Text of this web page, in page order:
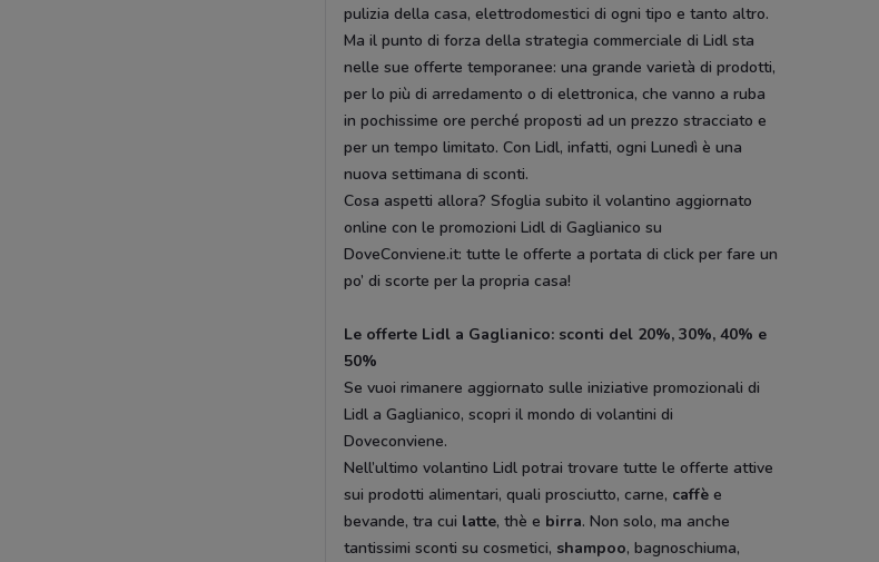
pulizia della casa, elettrodomestici di ogni tipo e tanto altro.
Ma il punto di forza della strategia commerciale di Lidl sta
nelle sue offerte temporanee: una grande varietà di prodotti,
per lo più di arredamento o di elettronica, che vanno a ruba
in pochissime ore perché proposti ad un prezzo stracciato e
per un tempo limitato. Con Lidl, infatti, ogni Lunedì è una
nuova settimana di sconti.
Cosa aspetti allora? Sfoglia subito il volantino aggiornato
online con le promozioni Lidl di Gaglianico su
DoveConviene.it: tutte le offerte a portata di click per fare un
po’ di scorte per la propria casa!
Le offerte Lidl a Gaglianico: sconti del 20%, 30%, 40% e
50%
Se vuoi rimanere aggiornato sulle iniziative promozionali di
Lidl a Gaglianico, scopri il mondo di volantini di
Doveconviene.
Nell’ultimo volantino Lidl potrai trovare tutte le offerte attive
sui prodotti alimentari, quali prosciutto, carne, caffè e
bevande, tra cui latte, thè e birra. Non solo, ma anche
tantissimi sconti su cosmetici, shampoo, bagnoschiuma,